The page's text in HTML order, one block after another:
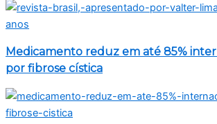
Medicamento reduz em até 85%
por fibrose cística